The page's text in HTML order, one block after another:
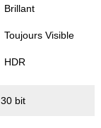
Brillant
Toujours Visible
HDR
30 bit